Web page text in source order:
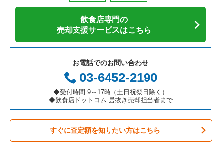
カフェの居抜き売却物件の案件一覧
テイクアウトの居抜き売却物件の案件一覧
お弁当・惣菜・デリの居抜き売却物件の案件一覧
カラオケ・パブ・スナックの居抜き売却物件の案件一覧
バーの居抜き売却物件の案件一覧
居酒屋・ダイニングバーの居抜き売却物件の案件一覧
愛知県の飲食店の居抜き売却物件の案件一覧
岐阜県の飲食店の居抜き売却物件の案件一覧
三重県の飲食店の居抜き売却物件の案件一覧
名古屋市中区の飲食店の居抜き売却物件の案件一覧
春日井市の飲食店の居抜き売却物件の案件一覧
名古屋市瑞穂区の飲食店の居抜き売却物件の案件一覧
名古屋市北区の飲食店の居抜き売却物件の案件一覧
名古屋市中川区の飲食店の居抜き売却物件の案件一覧
一宮市の飲食店の居抜き売却物件の案件一覧
愛知県の焼肉の居抜き売却物件の案件一覧
愛知県の鉄板焼き・お好み焼の居抜き売却物件の案件一覧
愛知県のアジア料理の居抜き売却物件の案件一覧
愛知県のカフェの居抜き売却物件の案件一覧
愛知県のテイクアウトの居抜き売却物件の案件一覧
愛知県のお弁当・惣菜・デリの居抜き売却物件の案件一覧
名古屋市中区のアジア料理の居抜き売却物件の案件一覧
名古屋市中区のテイクアウトの居抜き売却物件の案件一覧
名古屋市中区のお弁当・惣菜・デリの居抜き売却物件の案件一
覧
名古屋市中区のカラオケ・パブ・スナックの居抜き売却物件の
飲食店専門の
売却支援サービスはこちら
お電話でのお問い合わせ
03-6452-2190
◆受付時間 9～17時（土日祝祭日除く）
◆飲食店ドットコム 居抜き売却担当者まで
すぐに査定額を知りたい方はこちら